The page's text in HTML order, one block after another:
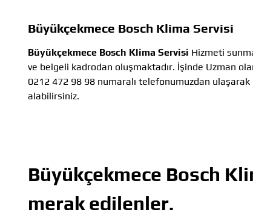
Büyükçekmece Bosch Klima Servisi
Büyükçekmece Bosch Klima Servisi Hizmeti
ve belgeli kadrodan oluşmaktadır. İşinde Uzman
0212 472 98 98 numaralı telefonumuzdan ulaşarak
alabilirsiniz.
Büyükçekmece Bosch
merak edilenler.